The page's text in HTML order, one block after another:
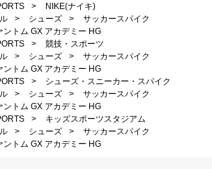
>
NIKE(ナイキ)
> シューズ >
サッカースパイク
ントム GX アカデミー HG
>
競技・スポーツ
> シューズ >
サッカースパイク
ントム GX アカデミー HG
>
シューズ・スニーカー・スパイク
> シューズ >
サッカースパイク
ントム GX アカデミー HG
>
キッズスポーツスタジアム
> シューズ >
サッカースパイク
ントム GX アカデミー HG